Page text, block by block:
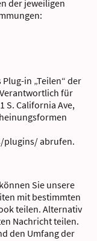
der jeweiligen
in „Teilen“ der
für
S. California Ave,
plugins/ abrufen.
Sie unsere
mit bestimmten
teilen. Alternativ
Nachricht teilen.
den Umfang der